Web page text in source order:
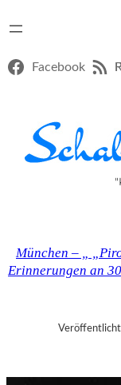
Facebook
München – „
Erinnerungen an
Veröffentlicht